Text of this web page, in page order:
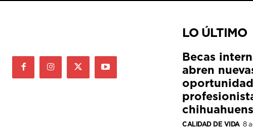
LO ÚLTIMO
Becas
abren
CALIDAD DE VIDA 8